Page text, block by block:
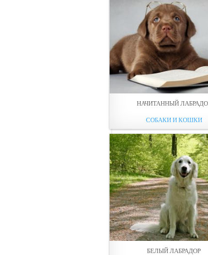
НАЧИТАННЫЙ
СОБАКИ И КОШКИ
БЕЛЫЙ ЛАБРАДОР